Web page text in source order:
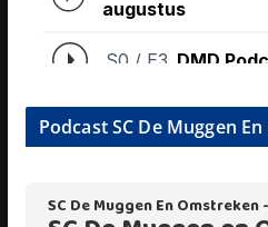
Podcast SC De Muggen